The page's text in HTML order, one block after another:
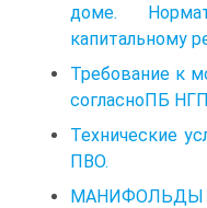
доме.
капитальному
Требование к
согласноПБ НГП
Технические
ПВО.
МАНИФОЛЬДЫ